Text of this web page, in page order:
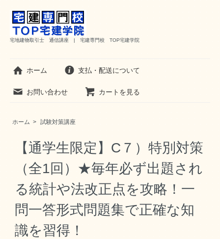
宅地建物取引士 通信講座 | 宅建専門校 TOP宅建学院
ホーム 支払・配送について
お問い合わせ カートを見る
ホーム > 試験対策講座
【通学生限定】C７）特別対策
（全1回）★毎年必ず出題され
る統計や法改正点を攻略！一
問一答形式問題集で正確な知
識を習得！